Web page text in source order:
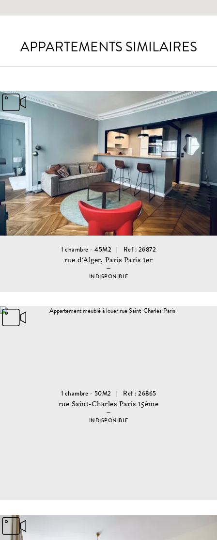
APPARTEMENTS SIMILAIRES
1 chambre - 45M2 Ref : 26872
rue d'Alger, Paris Paris 1er
INDISPONIBLE
1 chambre - 50M2 Ref : 26865
rue Saint-Charles Paris 15ème
INDISPONIBLE